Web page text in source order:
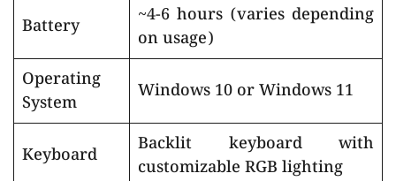
Battery
~4-6 hours (varies depending
on usage)
Operating
System
Windows 10 or Windows 11
Keyboard
Backlit keyboard with
customizable RGB lighting